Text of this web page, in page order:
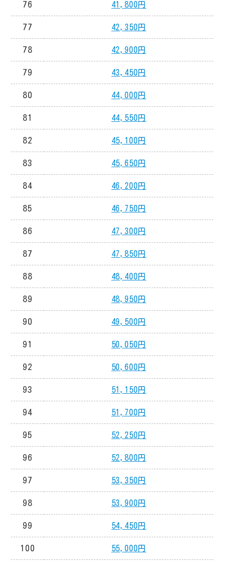
76 41,800円
77 42,350円
78 42,900円
79 43,450円
80 44,000円
81 44,550円
82 45,100円
83 45,650円
84 46,200円
85 46,750円
86 47,300円
87 47,850円
88 48,400円
89 48,950円
90 49,500円
91 50,050円
92 50,600円
93 51,150円
94 51,700円
95 52,250円
96 52,800円
97 53,350円
98 53,900円
99 54,450円
100 55,000円